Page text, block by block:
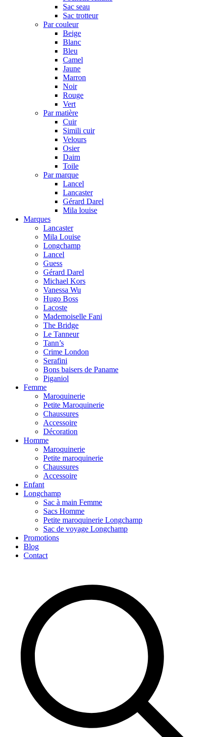
Sac seau
Sac trotteur
Par couleur
Beige
Blanc
Bleu
Camel
Jaune
Marron
Noir
Rouge
Vert
Par matière
Cuir
Simili cuir
Velours
Osier
Daim
Toile
Par marque
Lancel
Lancaster
Gérard Darel
Mila louise
Marques
Lancaster
Mila Louise
Longchamp
Lancel
Guess
Gérard Darel
Michael Kors
Vanessa Wu
Hugo Boss
Lacoste
Mademoiselle Fani
The Bridge
Le Tanneur
Tann’s
Crime London
Serafini
Bons baisers de Paname
Piganiol
Femme
Maroquinerie
Petite Maroquinerie
Chaussures
Accessoire
Décoration
Homme
Maroquinerie
Petite maroquinerie
Chaussures
Accessoire
Enfant
Longchamp
Sac à main Femme
Sacs Homme
Petite maroquinerie Longchamp
Sac de voyage Longchamp
Promotions
Blog
Contact